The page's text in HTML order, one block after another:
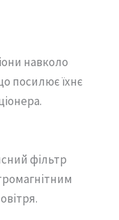
навколо
посилює їхнє
фільтр